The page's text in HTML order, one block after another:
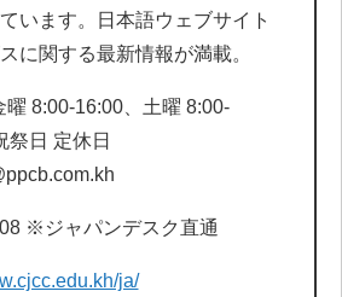
います。日本語ウェブサイト
に関する最新情報が満載。
8:00-16:00、土曜 8:00-
祭日 定休日
※ジャパンデスク直通
ja/